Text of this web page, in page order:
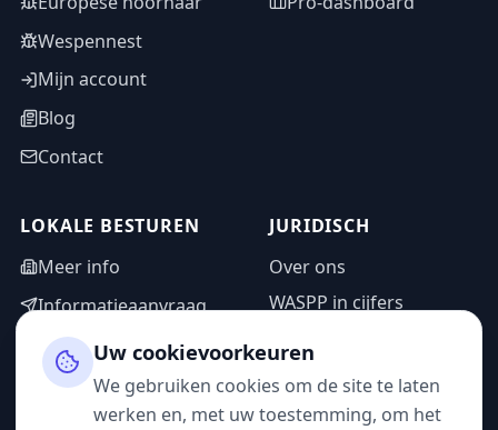
Wespennest
Mijn account
Blog
Contact
LOKALE BESTUREN
Meer info
Informatieaanvraag
Adminzone
JURIDISCH
Over ons
WASPP in cijfers
Privacybeleid
Gebruiksvoorwaarden
Uw cookievoorkeuren
We gebruiken cookies om de site te laten
werken en, met uw toestemming, om het